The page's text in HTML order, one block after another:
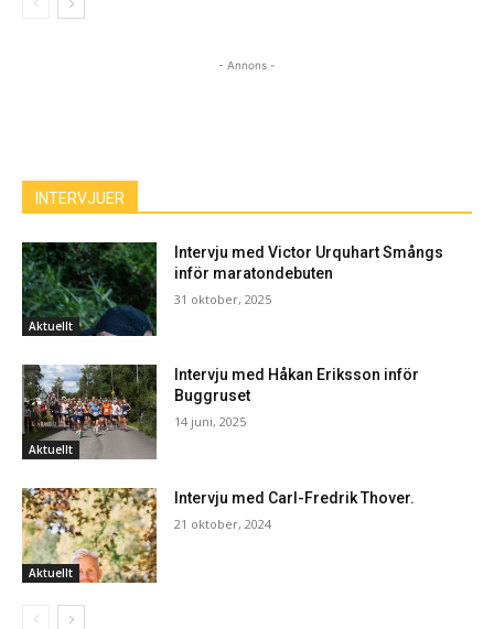
- Annons -
INTERVJUER
Aktuellt
Intervju med Victor Urquhart Smångs
inför maratondebuten
31 oktober, 2025
Aktuellt
Intervju med Håkan Eriksson inför
Buggruset
14 juni, 2025
Aktuellt
Intervju med Carl-Fredrik Thover.
21 oktober, 2024